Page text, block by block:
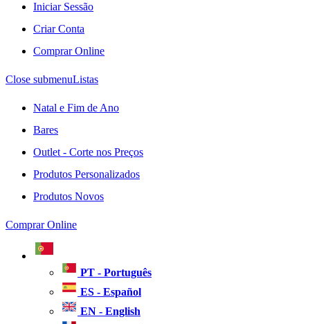
Iniciar Sessão
Criar Conta
Comprar Online
Close submenuListas
Natal e Fim de Ano
Bares
Outlet - Corte nos Preços
Produtos Personalizados
Produtos Novos
Comprar Online
PT - Português
ES - Español
EN - English